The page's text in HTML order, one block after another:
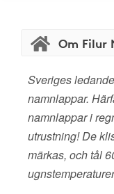
Om Filur
Sveriges
namnlappar.
namnlappar i
utrustning! De
märkas, och tål